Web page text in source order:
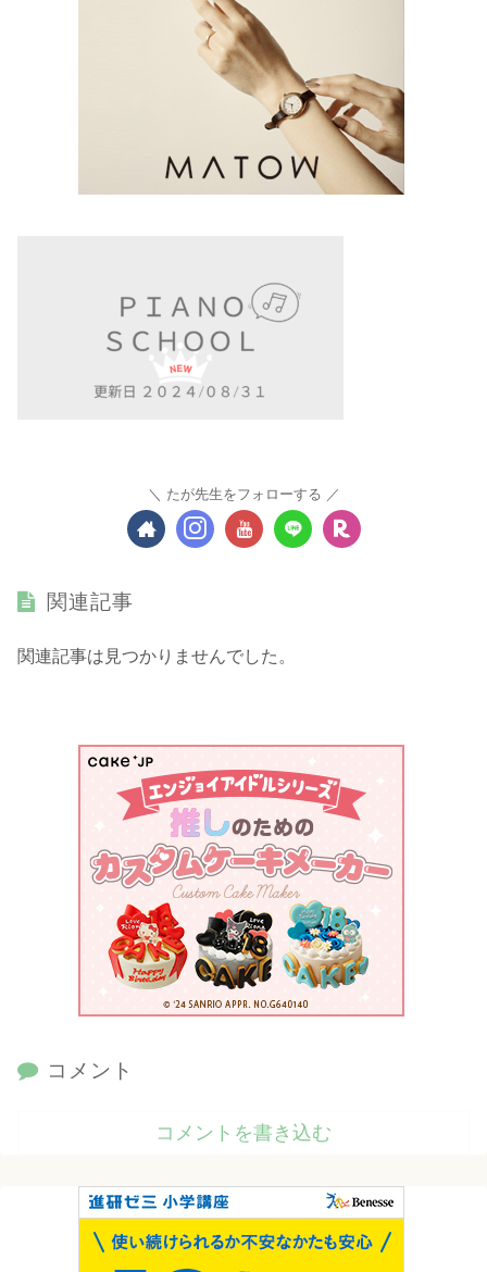
たが先生をフォローする
関連記事
関連記事は見つかりませんでした。
コメント
コメントを書き込む